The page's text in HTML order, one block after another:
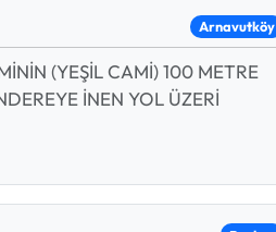
Arnavutköy
(YEŞİL CAMİ) 100 METRE
İNEN YOL ÜZERİ